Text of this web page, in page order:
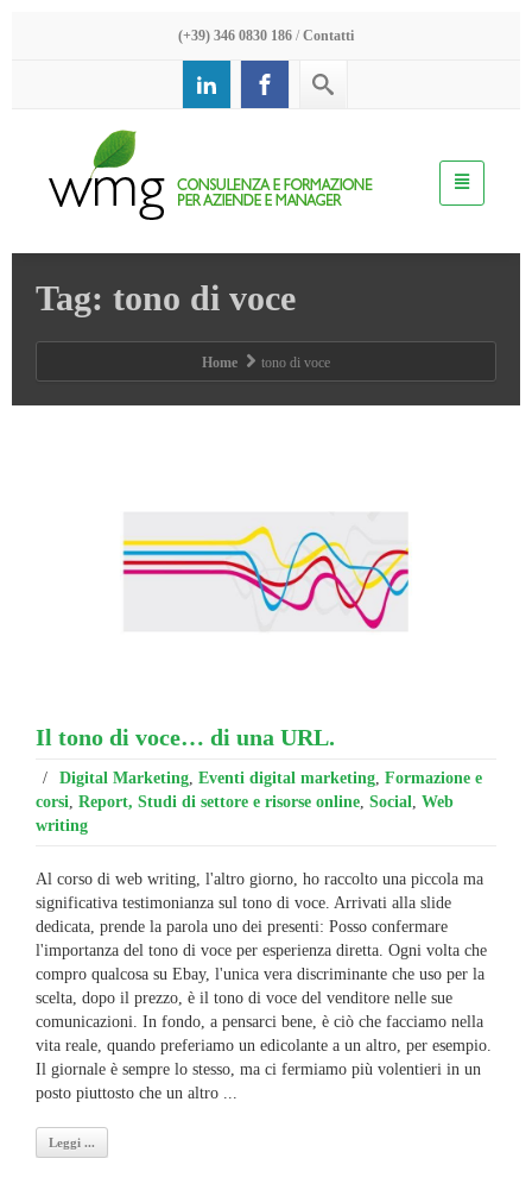
(+39) 346 0830 186 / Contatti
Tag: tono di voce
Home tono di voce
Il tono di voce… di una URL.
/ Digital Marketing, Eventi digital marketing, Formazione e
corsi, Report, Studi di settore e risorse online, Social, Web
writing
Al corso di web writing, l'altro giorno, ho raccolto una piccola ma
significativa testimonianza sul tono di voce. Arrivati alla slide
dedicata, prende la parola uno dei presenti: Posso confermare
l'importanza del tono di voce per esperienza diretta. Ogni volta che
compro qualcosa su Ebay, l'unica vera discriminante che uso per la
scelta, dopo il prezzo, è il tono di voce del venditore nelle sue
comunicazioni. In fondo, a pensarci bene, è ciò che facciamo nella
vita reale, quando preferiamo un edicolante a un altro, per esempio.
Il giornale è sempre lo stesso, ma ci fermiamo più volentieri in un
posto piuttosto che un altro ...
Leggi ...